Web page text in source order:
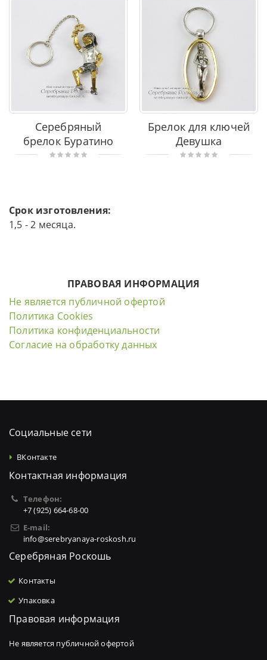
Серебряный
брелок Буратино
Брелок для ключей
Девушка
Срок изготовления:
1,5 - 2 месяца.
ПРАВОВАЯ ИНФОРМАЦИЯ
Не является публичной офертой
Политика Cookies
Политика конфиденциальности
Согласие на обработку данных
Социальные сети
ВКонтакте
Контактная информация
Телефон:
+7 (925) 664-68-00
E-mail:
info@serebryanaya-roskosh.ru
Серебряная Роскошь
Контакты
Упаковка
Правовая информация
Не является публичной офертой